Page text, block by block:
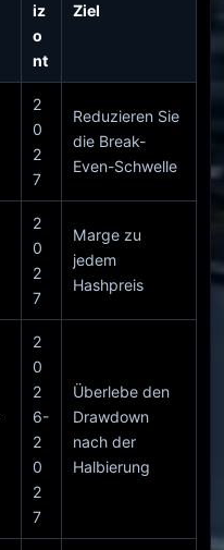
iz
o
nt
Ziel
2
0
2
7
Reduzieren Sie
die Break-
Even-Schwelle
2
0
2
7
Marge zu
jedem
Hashpreis
2
0
2
6-
2
0
2
7
Überlebe den
Drawdown
nach der
Halbierung